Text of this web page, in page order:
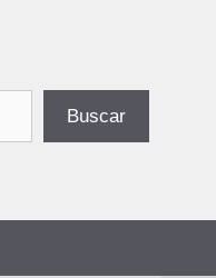
Buscar